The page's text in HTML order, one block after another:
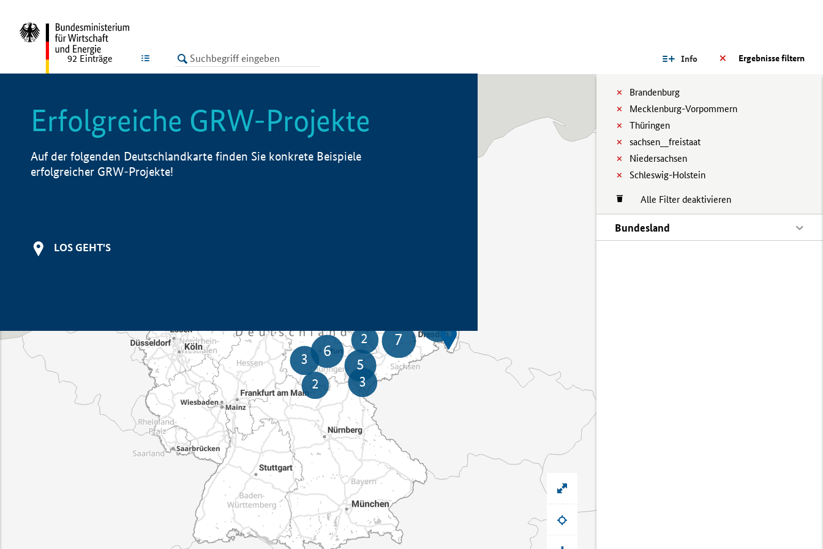
LISTE Ergebnisse filtern
Info
Brandenburg
Mecklenburg-Vorpommern
Thüringen
sachsen__freistaat
Niedersachsen
Schleswig-Holstein
Alle Filter deaktivieren
Bundesland
92 Einträge
Erfolgreiche GRW-Projekte
Auf der folgenden Deutschlandkarte finden Sie konkrete Beispiele
erfolgreicher GRW-Projekte!
LOS GEHT'S